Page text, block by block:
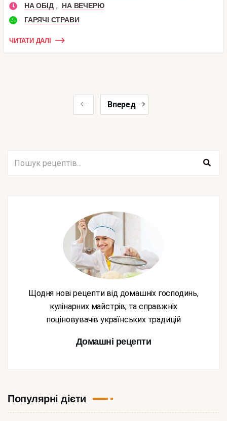
НА ОБІД ,
НА ВЕЧЕРЮ
ГАРЯЧІ СТРАВИ
ЧИТАТИ ДАЛІ
Вперед
Щодня нові рецепти від домашніх господинь,
кулінарних майстрів, та справжніх
поціновувачів українських традицій
Домашні рецепти
Популярні дієти